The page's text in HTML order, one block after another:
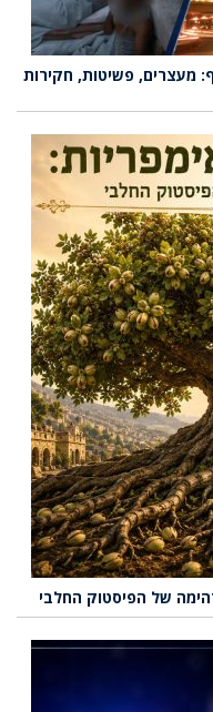
מעצרים, פשיטות, חקירות
של הפיסטוק החלבי